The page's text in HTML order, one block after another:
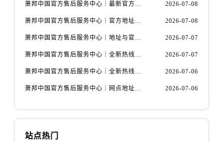
山西省晋城市城区黄华街萧邦售后服务中心（需提前预约）
萧邦中国官方售后服务中心｜最新官方地址和全部热线权威信息通知（2026年7月最新） 2026-07-08
萧邦中国官方售后服务中心｜官方地址及联系电话权威信息声明（2026年7月最新） 2026-07-08
萧邦中国官方售后服务中心｜地址与官方电话权威信息通知（2026年7月最新） 2026-07-07
萧邦中国官方售后服务中心｜全新热线和维修门店详细地址权威信息通告（2026年7月最新） 2026-07-07
萧邦中国官方售后服务中心｜全新热线和维修门店详细地址权威信息声明（2026年7月最新） 2026-07-06
萧邦中国官方售后服务中心｜网点地址与售后服务电话权威信息声明（2026年7月最新） 2026-07-06
站点热门